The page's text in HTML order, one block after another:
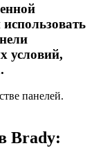
условий,
панелей.
Brady: